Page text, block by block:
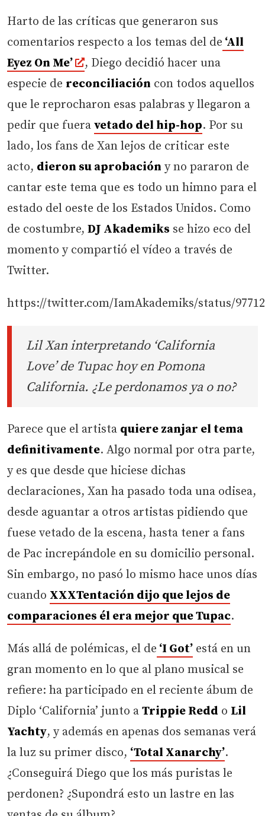
Harto de las críticas que generaron sus
comentarios respecto a los temas del de ‘All
Eyez On Me’
, Diego decidió hacer una
especie de reconciliación con todos aquellos
que le reprocharon esas palabras y llegaron a
pedir que fuera vetado del hip-hop. Por su
lado, los fans de Xan lejos de criticar este
acto, dieron su aprobación y no pararon de
cantar este tema que es todo un himno para el
estado del oeste de los Estados Unidos. Como
de costumbre, DJ Akademiks se hizo eco del
momento y compartió el vídeo a través de
Twitter.
https://twitter.com/IamAkademiks/status/
Lil Xan interpretando ‘California
Love’ de Tupac hoy en Pomona
California. ¿Le perdonamos ya o no?
Parece que el artista quiere zanjar el tema
definitivamente. Algo normal por otra parte,
y es que desde que hiciese dichas
declaraciones, Xan ha pasado toda una odisea,
desde aguantar a otros artistas pidiendo que
fuese vetado de la escena, hasta tener a fans
de Pac increpándole en su domicilio personal.
Sin embargo, no pasó lo mismo hace unos días
cuando XXXTentación dijo que lejos de
comparaciones él era mejor que Tupac.
Más allá de polémicas, el de ‘I Got’ está en un
gran momento en lo que al plano musical se
refiere: ha participado en el reciente ábum de
Diplo ‘California’ junto a Trippie Redd o Lil
Yachty, y además en apenas dos semanas verá
la luz su primer disco, ‘Total Xanarchy’.
¿Conseguirá Diego que los más puristas le
perdonen? ¿Supondrá esto un lastre en las